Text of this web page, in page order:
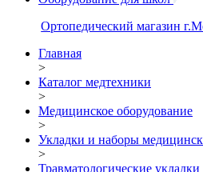
Ортопедический магазин
Главная
>
Каталог медтехники
>
Медицинское оборудование
>
Укладки и наборы
>
Травматологические укладки